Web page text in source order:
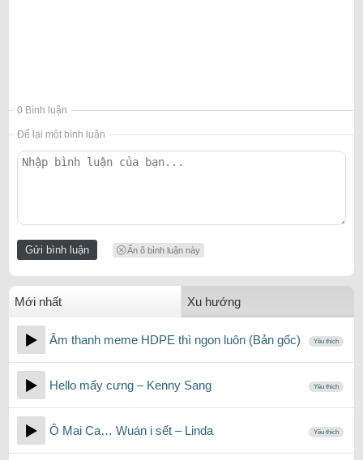
0 Bình luận
Để lại một bình luận
Ẩn ô bình luận này
Mới nhất Xu hướng
Âm thanh meme HDPE thì ngon luôn (Bản gốc) Yêu thích
Hello mấy cưng – Kenny Sang Yêu thích
Ô Mai Ca… Wuán i sết – Linda Yêu thích